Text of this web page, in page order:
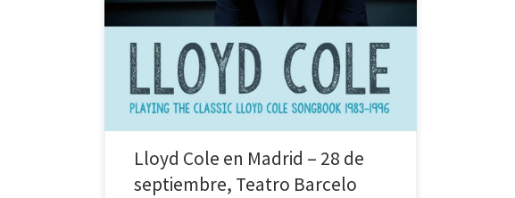
en solitario, su próximo lanzamiento discográfico: una
caja con todos sus hits publicados entre 1983 y 1996,
un concierto en el que no faltará ninguna de sus
canciones clásicas Primero fue al frente del quinteto
The Commotions, en el lustro que […]
Lloyd Cole en Madrid – 28 de
septiembre, Teatro Barcelo